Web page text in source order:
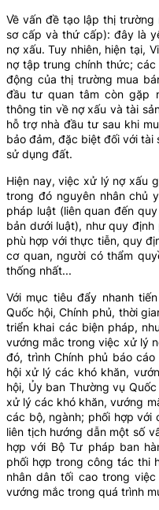
Về vấn đề tạo lập thị
sơ cấp và thứ cấp): đây là
nợ xấu. Tuy nhiên, hiện tại,
nợ tập trung chính thức;
động của thị trường mua
đầu tư quan tâm còn gặp
thông tin về nợ xấu và tài
hỗ trợ nhà đầu tư sau khi
bảo đảm, đặc biệt đối với tài
sử dụng đất.
Hiện nay, việc xử lý nợ xấu
trong đó nguyên nhân chủ
pháp luật (liên quan đến
bản dưới luật), như quy
phù hợp với thực tiễn, quy
cơ quan, người có thẩm
thống nhất...
Với mục tiêu đẩy nhanh
Quốc hội, Chính phủ, thời
triển khai các biện pháp,
vướng mắc trong việc xử lý
đó, trình Chính phủ báo
hội xử lý các khó khăn,
hội, Ủy ban Thường vụ
xử lý các khó khăn, vướng
các bộ, ngành; phối hợp với
liên tịch hướng dẫn một số
hợp với Bộ Tư pháp ban
phối hợp trong công tác thi
nhân dân tối cao trong
vướng mắc trong quá trình